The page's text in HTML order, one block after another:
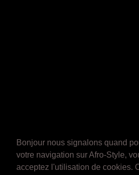
Bonjour nous signalons quand
votre navigation sur Afro-Style,
acceptez l'utilisation de cookies.